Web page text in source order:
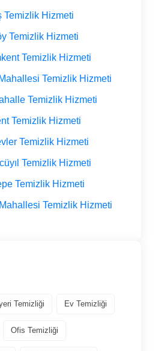
Temizlik Hizmeti
Temizlik Hizmeti
Temizlik Hizmeti
Temizlik Hizmeti
Temizlik Hizmeti
Temizlik Hizmeti
Temizlik Hizmeti
Temizlik Hizmeti
Temizlik Hizmeti
Temizlik Hizmeti
Temizliği Ev Temizliği
Ofis Temizliği